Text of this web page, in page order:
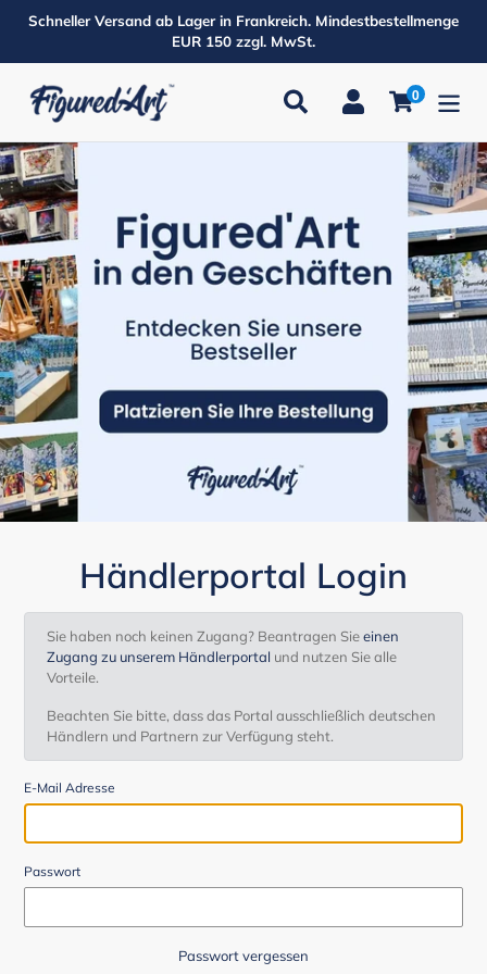
Schneller Versand ab Lager in Frankreich. Mindestbestellmenge
EUR 150 zzgl. MwSt.
Suchen Einloggen
0Produkte
Händlerportal Login
Sie haben noch keinen Zugang? Beantragen Sieeinen
Zugang zu unserem Händlerportal und nutzen Sie alle
Vorteile.
Beachten Sie bitte, dass das Portal ausschließlich deutschen
Händlern und Partnern zur Verfügung steht.
E-Mail Adresse
Passwort
Passwort vergessen